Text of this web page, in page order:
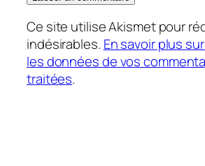
Ce site utilise Akismet pour
indésirables. En savoir plus
les données de vos
traitées.